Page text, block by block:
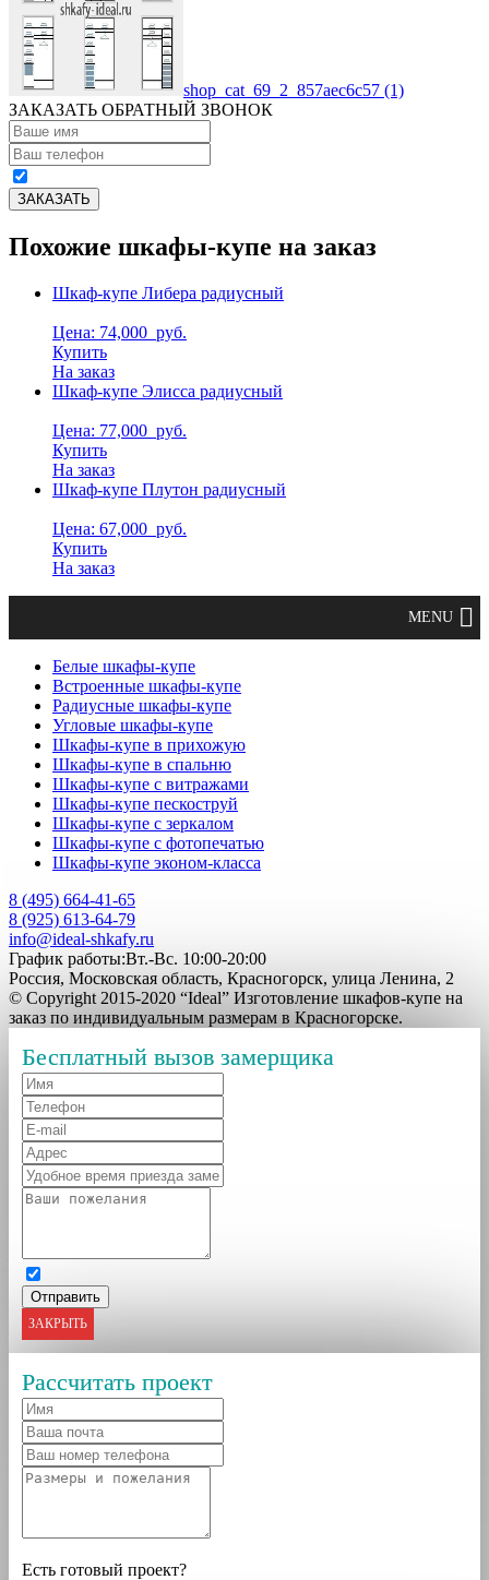
shop_cat_69_2_857aec6c57 (1)
ЗАКАЗАТЬ ОБРАТНЫЙ ЗВОНОК
Похожие шкафы-купе на заказ
Шкаф-купе Либера радиусный
Цена: 74,000 руб.
Купить
На заказ
Шкаф-купе Элисса радиусный
Цена: 77,000 руб.
Купить
На заказ
Шкаф-купе Плутон радиусный
Цена: 67,000 руб.
Купить
На заказ
Белые шкафы-купе
Встроенные шкафы-купе
Радиусные шкафы-купе
Угловые шкафы-купе
Шкафы-купе в прихожую
Шкафы-купе в спальню
Шкафы-купе с витражами
Шкафы-купе пескоструй
Шкафы-купе с зеркалом
Шкафы-купе с фотопечатью
Шкафы-купе эконом-класса
8 (495) 664-41-65
8 (925) 613-64-79
info@ideal-shkafy.ru
График работы:Вт.-Вс. 10:00-20:00
Россия, Московская область, Красногорск, улица Ленина, 2
© Copyright 2015-2020 “Ideal” Изготовление шкафов-купе на
заказ по индивидуальным размерам в Красногорске.
Бесплатный вызов замерщика
ЗАКРЫТЬ
Рассчитать проект
Есть готовый проект?